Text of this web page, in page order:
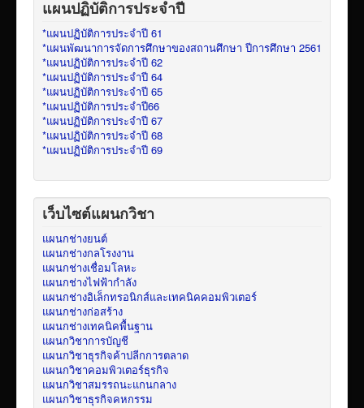
แผนปฏิบัติการประจำปี
*แผนปฏิบัติการประจำปี 61
*แผนพัฒนาการจัดการศึกษาของสถานศึกษา ปีการศึกษา 2561
*แผนปฏิบัติการประจำปี 62
*แผนปฏิบัติการประจำปี 64
*แผนปฏิบัติการประจำปี 65
*แผนปฏิบัติการประจำปี66
*แผนปฏิบัติการประจำปี 67
*แผนปฏิบัติการประจำปี 68
*แผนปฏิบัติการประจำปี 69
เว็บไซต์แผนกวิชา
แผนกช่างยนต์
แผนกช่างกลโรงงาน
แผนกช่างเชื่อมโลหะ
แผนกช่างไฟฟ้ากำลัง
แผนกช่างอิเล็กทรอนิกส์และเทคนิคคอมพิวเตอร์
แผนกช่างก่อสร้าง
แผนกช่างเทคนิคพื้นฐาน
แผนกวิชาการบัญชี
แผนกวิชาธุรกิจค้าปลีกการตลาด
แผนกวิชาคอมพิวเตอร์ธุรกิจ
แผนกวิชาสมรรถนะแกนกลาง
แผนกวิชาธุรกิจคหกรรม